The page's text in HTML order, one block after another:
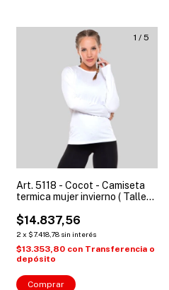
1 / 5
Art. 5118 - Cocot - Camiseta
termica mujer invierno ( Talles
$14.837,56
2 x $7.418,78 sin interés
$13.353,80 con Transferencia o
depósito
Comprar